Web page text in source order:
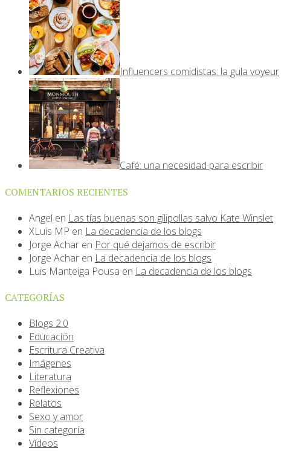
Influencers comidistas: la gula voyeur
Café: una necesidad para escribir
COMENTARIOS RECIENTES
Angel en Las tías buenas son gilipollas salvo Kate Winslet
XLuis MP en La decadencia de los blogs
Jorge Achar en Por qué dejamos de escribir
Jorge Achar en La decadencia de los blogs
Luis Manteiga Pousa en La decadencia de los blogs
CATEGORÍAS
Blogs 2.0
Educación
Escritura Creativa
Imágenes
Literatura
Reflexiones
Relatos
Sexo y amor
Sin categoría
Vídeos